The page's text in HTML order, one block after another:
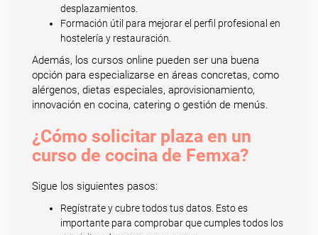
desplazamientos.
Formación útil para mejorar el perfil profesional en
hostelería y restauración.
Además, los cursos online pueden ser una buena
opción para especializarse en áreas concretas, como
alérgenos, dietas especiales, aprovisionamiento,
innovación en cocina, catering o gestión de menús.
¿Cómo solicitar plaza en un
curso de cocina de Femxa?
Sigue los siguientes pasos:
Regístrate y cubre todos tus datos. Esto es
importante para comprobar que cumples todos los